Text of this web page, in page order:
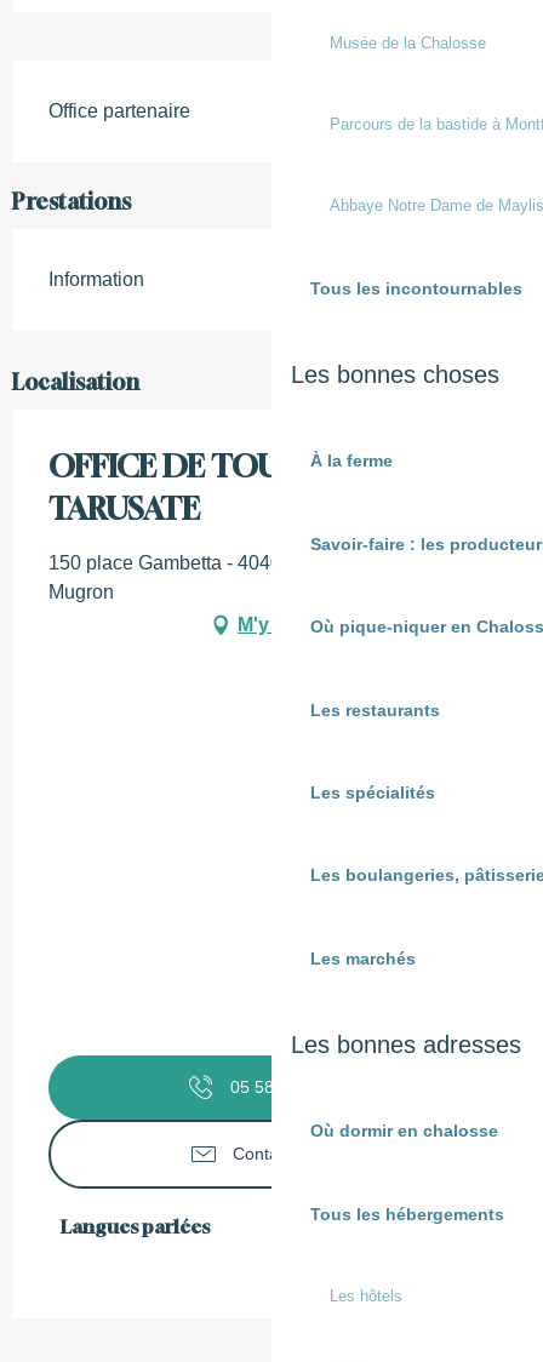
Musée de la Chalosse
Parcours de la bastide à
Abbaye Notre Dame de Maylis
Tous les incontournables
Les bonnes choses
À la ferme
Savoir-faire : les
Où pique-niquer en
Les restaurants
Les spécialités
Les boulangeries,
Les marchés
Les bonnes adresses
Où dormir en chalosse
Tous les hébergements
Les hôtels
Office partenaire
Prestations
Information
Localisation
OFFICE DE TOURISME PAYS
TARUSATE
150 place Gambetta - 40400 TARTAS, 40250
Mugron
M'y rendre
05 58 57 96
Contactez-nous
Langues parlées
Langues parlées